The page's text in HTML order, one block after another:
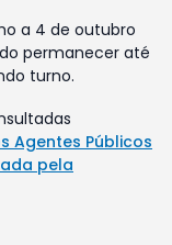
a 4 de outubro
permanecer até
turno.
Agentes Públicos
pela